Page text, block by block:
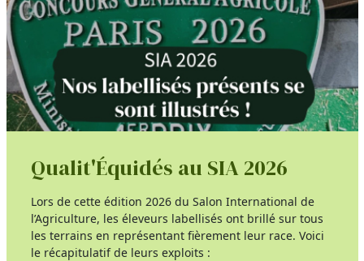
Qualit'Équidés au SIA 2026
Lors de cette édition 2026 du Salon International de
l’Agriculture, les éleveurs labellisés ont brillé sur tous
les terrains en représentant fièrement leur race. Voici
le récapitulatif de leurs exploits :